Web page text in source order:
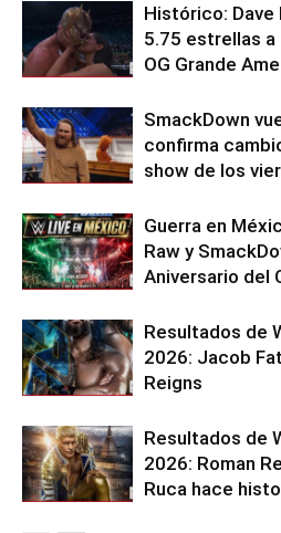
Histórico:
5.75 estrellas a
OG Grande
SmackDown
confirma
show de los
Guerra en
Raw y
Aniversario del
Resultados de
2026: Jacob
Reigns
Resultados de
2026: Roman
Ruca hace